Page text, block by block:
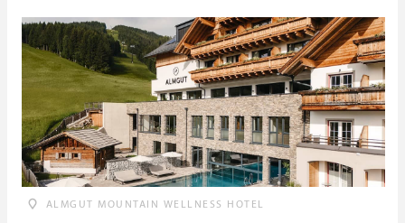
ALMGUT MOUNTAIN WELLNESS HOTEL